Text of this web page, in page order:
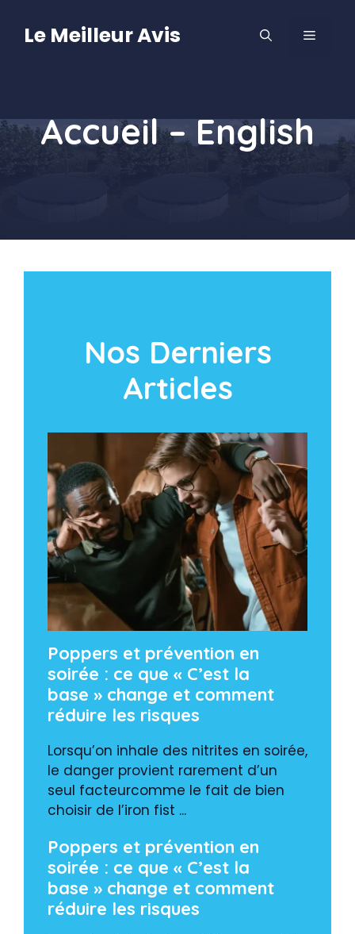
contenu
Le Meilleur Avis MENU
Accueil – English
Nos Derniers
Articles
Poppers et prévention en
soirée : ce que « C’est la
base » change et comment
réduire les risques
Lorsqu’on inhale des nitrites en soirée,
le danger provient rarement d’un
seul facteurcomme le fait de bien
choisir de l’iron fist ...
Poppers et prévention en
soirée : ce que « C’est la
base » change et comment
réduire les risques